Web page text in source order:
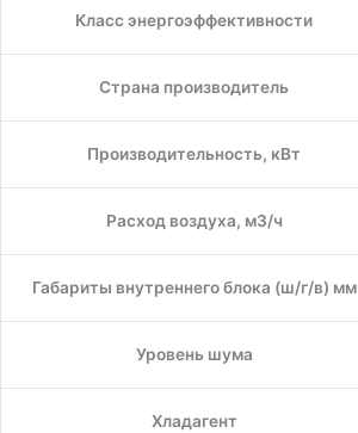
Класс энергоэффективности
Страна производитель
Производительность, кВт
Расход воздуха, м3/ч
Габариты внутреннего блока (ш/г/в) мм
Уровень шума
Хладагент